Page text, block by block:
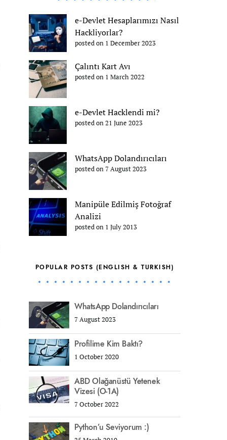
e-Devlet Hesaplarımızı Nasıl
Hackliyorlar?
posted on 1 December 2023
Çalıntı Kart Avı
posted on 1 March 2022
e-Devlet Hacklendi mi?
posted on 21 June 2023
WhatsApp Dolandırıcıları
posted on 7 August 2023
Manipüle Edilmiş Fotoğraf
Analizi
posted on 1 July 2013
POPULAR POSTS (ENGLISH & TURKISH)
WhatsApp Dolandırıcıları
7 August 2023
Profilime Kim Baktı?
1 October 2020
ABD Olağanüstü Yetenek
Vizesi (O-1A)
7 October 2022
Python’u Seviyorum :)